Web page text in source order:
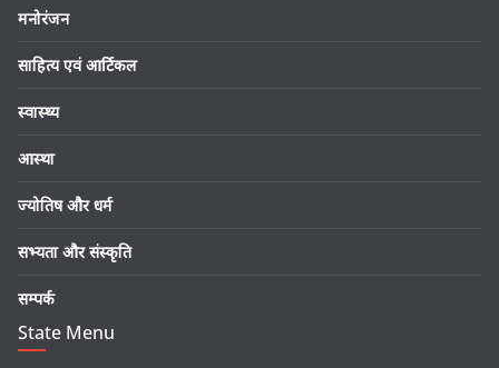
मनोरंजन
साहित्य एवं आर्टिकल
स्वास्थ्य
आस्था
ज्योतिष और धर्म
सभ्यता और संस्कृति
सम्पर्क
State Menu